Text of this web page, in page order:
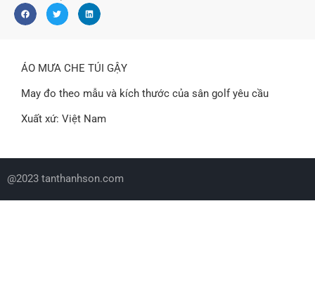
ÁO MƯA CHE TÚI GẬY
May đo theo mẫu và kích thước của sân golf yêu cầu
Xuất xứ: Việt Nam
@2023 tanthanhson.com